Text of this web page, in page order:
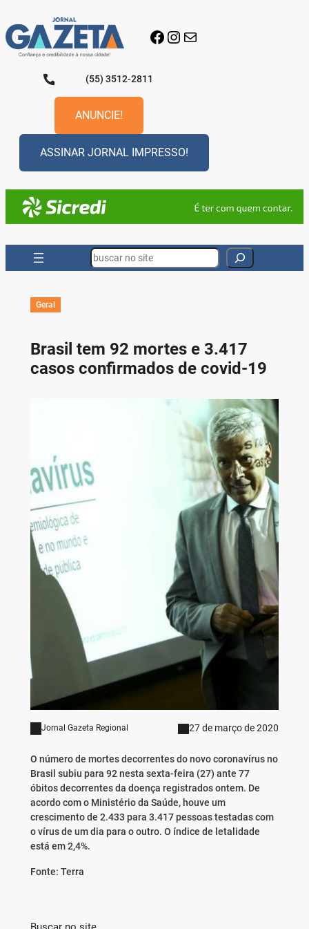
para
o
conteúdo
Facebook
Instagram
E-mail
(55) 3512-2811
ANUNCIE!
ASSINAR JORNAL IMPRESSO!
Search
Geral
Brasil tem 92 mortes e 3.417
casos confirmados de covid-19
Jornal Gazeta Regional 27 de março de 2020
O número de mortes decorrentes do novo coronavírus no
Brasil subiu para 92 nesta sexta-feira (27) ante 77
óbitos decorrentes da doença registrados ontem. De
acordo com o Ministério da Saúde, houve um
crescimento de 2.433 para 3.417 pessoas testadas com
o vírus de um dia para o outro. O índice de letalidade
está em 2,4%.
Fonte: Terra